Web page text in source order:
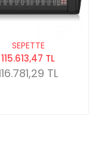
SEPETTE
115.613,47 TL
TL